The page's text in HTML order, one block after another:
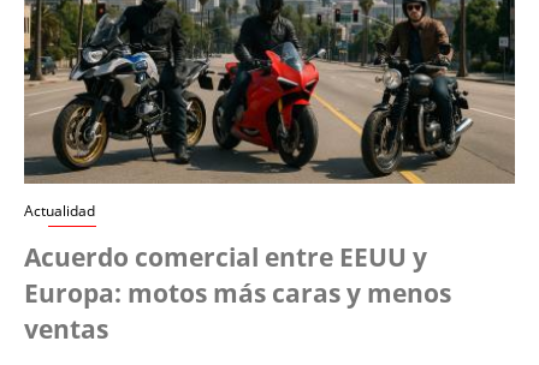
Actualidad
Acuerdo comercial entre EEUU y
Europa: motos más caras y menos
ventas